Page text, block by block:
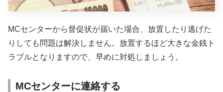
MCセンターから督促状が届いた場合、放置したり逃げた
りしても問題は解決しません。放置するほど大きな金銭ト
ラブルとなりますので、早めに対処しましょう。
MCセンターに連絡する